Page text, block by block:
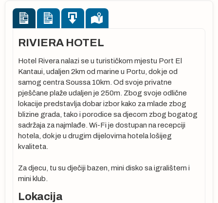
RIVIERA HOTEL
Hotel Rivera nalazi se u turističkom mjestu Port El
Kantaui, udaljen 2km od marine u Portu, dok je od
samog centra Soussa 10km. Od svoje privatne
pješčane plaže udaljen je 250m. Zbog svoje odlične
lokacije predstavlja dobar izbor kako za mlade zbog
blizine grada, tako i porodice sa djecom zbog bogatog
sadržaja za najmlađe. Wi-Fi je dostupan na recepciji
hotela, dok je u drugim dijelovima hotela lošijeg
kvaliteta.
Za djecu, tu su dječiji bazen, mini disko sa igralištem i
mini klub.
Lokacija